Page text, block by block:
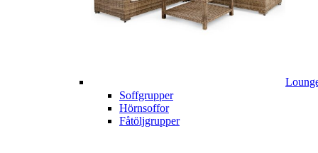
Soffgrupper
Hörnsoffor
Fåtöljgrupper